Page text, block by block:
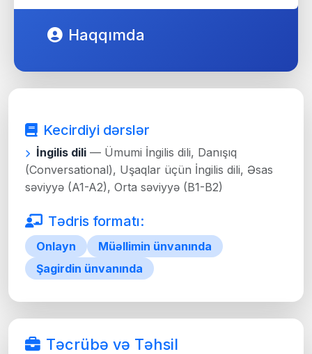
Haqqımda
Kecirdiyi dərslər
İngilis dili — Ümumi İngilis dili, Danışıq
(Conversational), Uşaqlar üçün İngilis dili, Əsas
səviyyə (A1-A2), Orta səviyyə (B1-B2)
Tədris formatı:
Onlayn
Müəllimin ünvanında
Şagirdin ünvanında
Təcrübə və Təhsil